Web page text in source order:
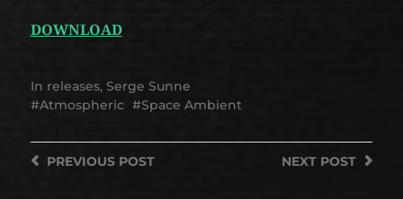
DOWNLOAD
In releases, Serge Sunne
Atmospheric
Space Ambient
NEXT POST
PREVIOUSPOST